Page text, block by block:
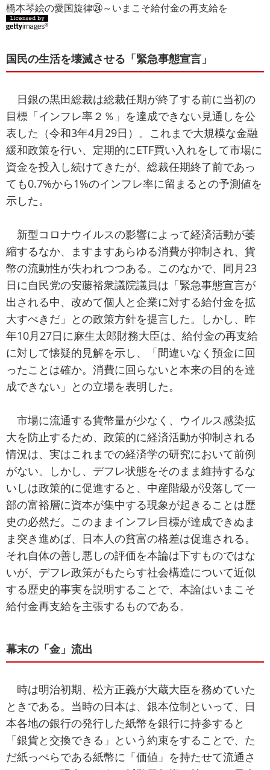
橋本琴絵の愛国旋律㉔～いまこそ給付金の再支給を
国民の生活を壊滅させる「緊急事態宣言」
日銀の黒田総裁は総裁任期が終了する前に当初の
目標「インフレ率２％」を達成できない見通しを公
表した（令和3年4月29日）。これまで大規模な金融
緩和政策を行い、定期的にETF買い入れをして市場に
資金を投入し続けてきたが、総裁任期終了前であっ
ても0.7%から1%のインフレ率に留まるとの予測値を
示した。
新型コロナウイルスの影響によって経済活動が萎
縮するなか、ますますあらゆる消費が抑制され、貨
幣の流動性が失われつつある。このなかで、同月23
日に自民党の安藤裕衆議院議員は「緊急事態宣言が
出される中、改めて個人と企業に対する給付金を拡
大すべきだ」との政策方針を提言した。しかし、昨
年10月27日に麻生太郎財務大臣は、給付金の再支給
に対して懐疑的見解を示し、「間違いなく預金に回
ったことは確か。消費に回らないと本来の目的を達
成できない」との立場を表明した。
市場に流通する貨幣量が少なく、ウイルス感染拡
大を防止するため、政策的に経済活動が抑制される
情況は、実はこれまでの経済学の研究において前例
がない。しかし、デフレ状態をそのまま維持するな
いしは政策的に促進すると、中産階級が没落して一
部の富裕層に資本が集中する現象が起きることは歴
史の必然だ。このままインフレ目標が達成できぬま
ま突き進めば、日本人の貧富の格差は促進される。
それ自体の善し悪しの評価を本論は下すものではな
いが、デフレ政策がもたらす社会構造について近似
する歴史的事実を説明することで、本論はいまこそ
給付金再支給を主張するものである。
幕末の「金」流出
時は明治初期、松方正義が大蔵大臣を務めていた
ときである。当時の日本は、銀本位制といって、日
本各地の銀行の発行した紙幣を銀行に持参すると
「銀貨と交換できる」という約束をすることで、た
だ紙っぺらである紙幣に「価値」を持たせて流通さ